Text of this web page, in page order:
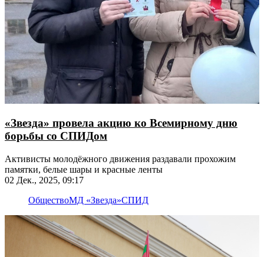
«Звезда» провела акцию ко Всемирному дню
борьбы со СПИДом
Активисты молодёжного движения раздавали прохожим
памятки, белые шары и красные ленты
02 Дек., 2025, 09:17
ОбществоМД «Звезда»СПИД